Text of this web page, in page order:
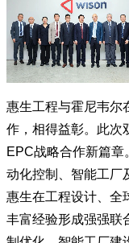
惠生工程与霍尼韦尔
作，相得益彰。此次
EPC战略合作新篇章
动化控制、智能工厂
惠生在工程设计、全
丰富经验形成强强联